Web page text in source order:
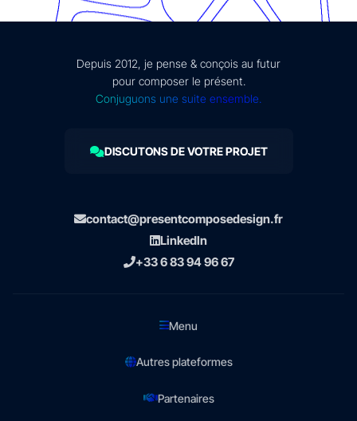
Depuis 2012, je pense & conçois au futur
pour composer le présent.
Conjuguons une suite ensemble.
DISCUTONS DE VOTRE PROJET
contact@presentcomposedesign.fr
LinkedIn
+33 6 83 94 96 67
Menu
Autres plateformes
Partenaires